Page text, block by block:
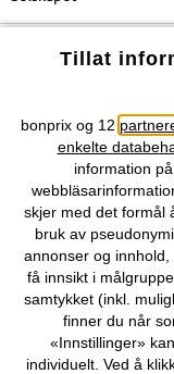
Topkategorier /
Du
Kjøpsvilkår
Tillat
bonprix og 12
enkelte
information
skjer med det formål
bruk av
annonser og
få innsikt i
samtykket (inkl.
finner du når
«Innstillinger»
individuelt. Ved å